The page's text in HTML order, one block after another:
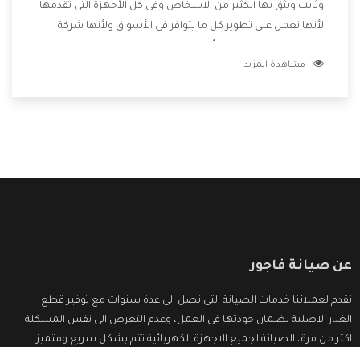
وثابت ويثق بها الكثير من الاشخاص وفى كل الأجهزة التى تقدمها
لأنها تعمل على تطوير كل ما يتوافر فى الأسواق ولأنها شركة
وتقدم للعملاء أقوى العروض والخصومات التى تسهل على
مشاهدة المزيد
عن صيانة فاجور
نقدم لعملائنا خدمات الصيانة التى تصل الى عدة سنوات مع توفير قطع
الغيار الاصلية لضمان جودتها فى العمل، وعدم التعرض الى نفس المشكلة
اكثر من مرة، الصيانة لجميع الاجهزة الكهربائية تتم بشكل سريع ومتميز.